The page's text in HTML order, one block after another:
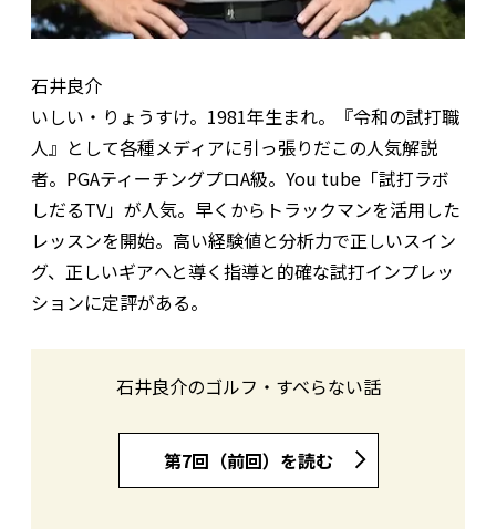
石井良介
いしい・りょうすけ。1981年生まれ。『令和の試打職
人』として各種メディアに引っ張りだこの人気解説
者。PGAティーチングプロA級。You tube「試打ラボ
しだるTV」が人気。早くからトラックマンを活用した
レッスンを開始。高い経験値と分析力で正しいスイン
グ、正しいギアへと導く指導と的確な試打インプレッ
ションに定評がある。
石井良介のゴルフ・すべらない話
第7回（前回）を読む